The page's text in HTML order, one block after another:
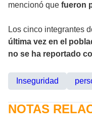
mencionó que fueron
Los cinco integrantes
última vez en el
no se ha reportado
Inseguridad
NOTAS